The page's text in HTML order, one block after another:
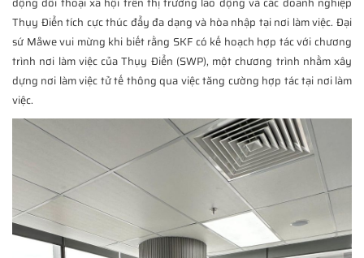
Thụy Điển tích cực thúc đẩy đa dạng và hòa nhập tại nơi làm việc. Đại
sứ Måwe vui mừng khi biết rằng SKF có kế hoạch hợp tác với chương
trình nơi làm việc của Thụy Điển (SWP), một chương trình nhằm xây
dựng nơi làm việc tử tế thông qua việc tăng cường hợp tác tại nơi làm
việc.